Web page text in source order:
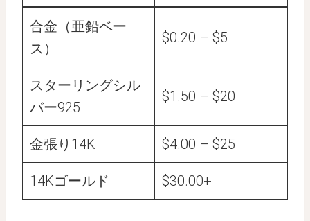
合金（亜鉛ベー
ス）
$0.20 – $5
スターリングシル
バー925
$1.50 – $20
金張り14K $4.00 – $25
14Kゴールド $30.00+